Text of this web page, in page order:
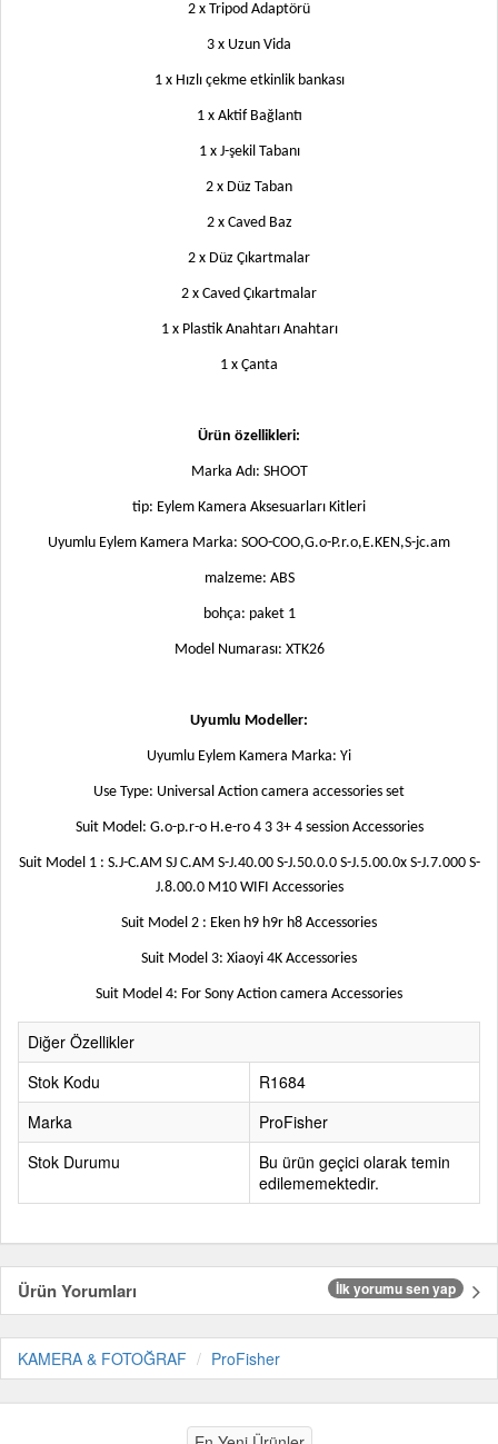
2 x Tripod Adaptörü
3 x Uzun Vida
1 x Hızlı çekme etkinlik bankası
1 x Aktif Bağlantı
1 x J-şekil Tabanı
2 x Düz Taban
2 x Caved Baz
2 x Düz Çıkartmalar
2 x Caved Çıkartmalar
1 x Plastik Anahtarı Anahtarı
1 x Çanta
Ürün özellikleri:
Marka Adı: SHOOT
tip: Eylem Kamera Aksesuarları Kitleri
Uyumlu Eylem Kamera Marka: SOO-COO,G.o-P.r.o,E.KEN,S-jc.am
malzeme: ABS
bohça: paket 1
Model Numarası: XTK26
Uyumlu Modeller:
Uyumlu Eylem Kamera Marka: Yi
Use Type: Universal Action camera accessories set
Suit Model: G.o-p.r-o H.e-ro 4 3 3+ 4 session Accessories
Suit Model 1 : S.J-C.AM SJ C.AM S-J.40.00 S-J.50.0.0 S-J.5.00.0x S-J.7.000 S-
J.8.00.0 M10 WIFI Accessories
Suit Model 2 : Eken h9 h9r h8 Accessories
Suit Model 3: Xiaoyi 4K Accessories
Suit Model 4: For Sony Action camera Accessories
Diğer Özellikler
Stok Kodu
R1684
Marka
ProFisher
Stok Durumu
Bu ürün geçici olarak temin
edilememektedir.
Ürün Yorumları İlk yorumu sen yap
KAMERA & FOTOĞRAF ProFisher